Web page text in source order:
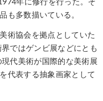
年に修行を行った。そ
も多数描いている。
術協会を拠点としていた
ではゲンビ展などにとも
代美術が国際的な美術展
代表する抽象画家として